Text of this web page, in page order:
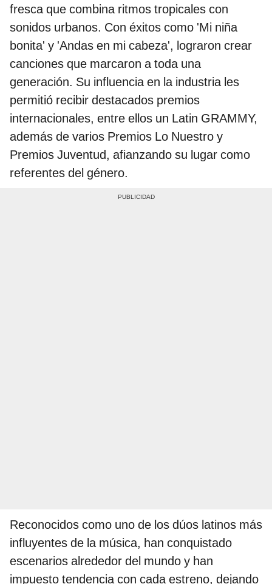
fresca que combina ritmos tropicales con
sonidos urbanos. Con éxitos como 'Mi niña
bonita' y 'Andas en mi cabeza', lograron crear
canciones que marcaron a toda una
generación. Su influencia en la industria les
permitió recibir destacados premios
internacionales, entre ellos un Latin GRAMMY,
además de varios Premios Lo Nuestro y
Premios Juventud, afianzando su lugar como
referentes del género.
Reconocidos como uno de los dúos latinos más
influyentes de la música, han conquistado
escenarios alrededor del mundo y han
impuesto tendencia con cada estreno, dejando